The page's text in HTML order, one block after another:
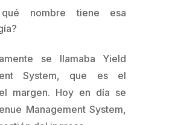
nombre tiene esa
se llamaba Yield
System, que es el
margen. Hoy en día se
Management System,